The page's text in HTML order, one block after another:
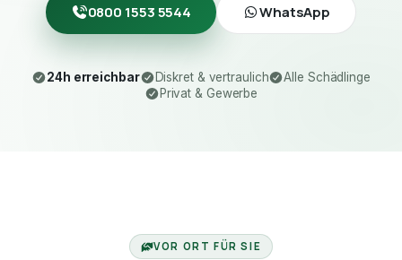
0800 1553 5544 WhatsApp
24h erreichbar Diskret & vertraulich
Alle Schädlinge
Privat & Gewerbe
VOR ORT FÜR SIE